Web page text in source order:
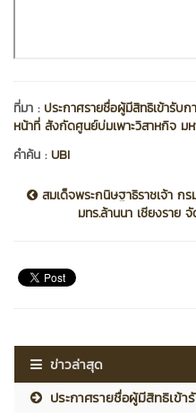
ที่มา : ประกาศรายชื่อผู้มีสิทธิเข้ารับ
หน้าที่ สังกัดศูนย์บ่มเพาะวิสาหกิจ มห
คำค้น : UBI
สมเด็จพระกนิษฐาธิราชเจ้า ก
มทร.ล้านนา เชียงราย
ข่าวล่าสุด
ประกาศรายชื่อผู้มีสิทธิเข้า